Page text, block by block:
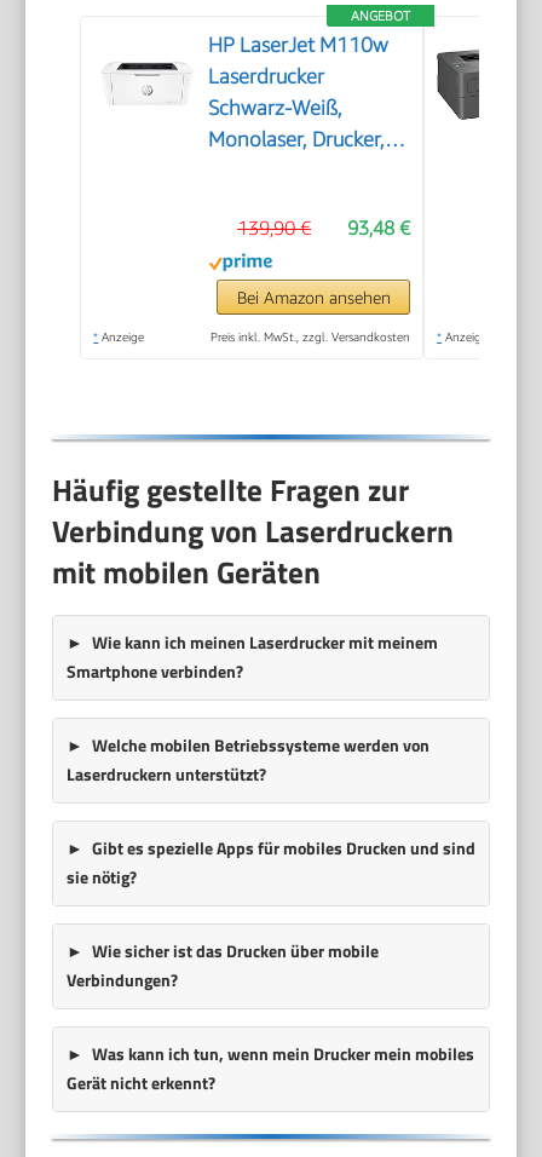
ANGEBOT
HP LaserJet M110w
Laserdrucker
Schwarz-Weiß,
Monolaser, Drucker,
drucken, Auto-
On/Auto-Off-
Technologie
93,48 €
139,90 €
Bei Amazon ansehen
* Anzeige Preis inkl. MwSt., zzgl. Versandkosten * Anzeige
Häufig gestellte Fragen zur
Verbindung von Laserdruckern
mit mobilen Geräten
Wie kann ich meinen Laserdrucker mit meinem
Smartphone verbinden?
Welche mobilen Betriebssysteme werden von
Laserdruckern unterstützt?
Gibt es spezielle Apps für mobiles Drucken und sind
sie nötig?
Wie sicher ist das Drucken über mobile
Verbindungen?
Was kann ich tun, wenn mein Drucker mein mobiles
Gerät nicht erkennt?